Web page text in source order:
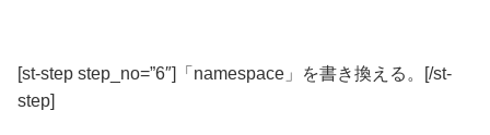
[st-step step_no=”6″]「namespace」を書き換える。[/st-
step]